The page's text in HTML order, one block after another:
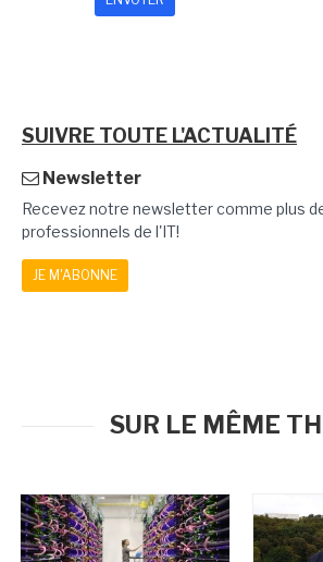
SUIVRE TOUTE L'ACTUALITÉ
Newsletter
Recevez notre newsletter comme plus
professionnels de l'IT!
JE M'ABONNE
SUR LE MÊME